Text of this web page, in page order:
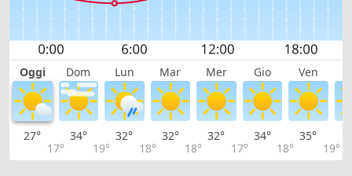
Oggi Dom Lun Mar Mer Gio Ven
27°
17°
34°
19°
32°
18°
32°
18°
32°
17°
34°
18°
35°
19°